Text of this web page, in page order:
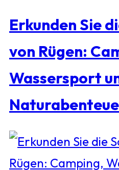
Erkunden Sie
von Rügen:
Wassersport